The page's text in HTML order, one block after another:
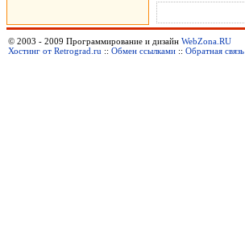
© 2003 - 2009 Программирование и дизайн WebZona.RU
Хостинг от Retrograd.ru :: Обмен ссылками :: Обратная связь